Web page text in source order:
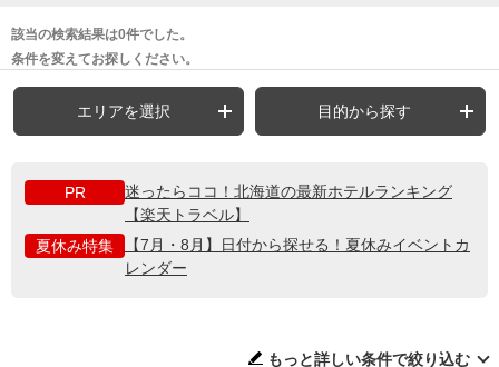
該当の検索結果は0件でした。
条件を変えてお探しください。
エリアを選択 目的から探す
PR
迷ったらココ！北海道の最新ホテルランキング
【楽天トラベル】
夏休み特集
【7月・8月】日付から探せる！夏休みイベントカ
レンダー
もっと詳しい条件で絞り込む